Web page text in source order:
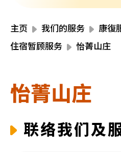
主页 我们的服务
康復
住宿暂顾服务
怡菁山庄
怡菁山庄
联络我们及
活
加